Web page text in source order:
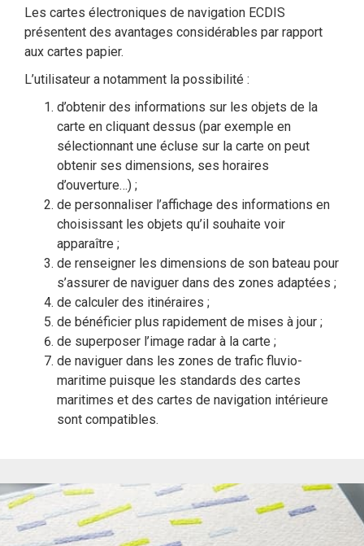
Les cartes électroniques de navigation ECDIS
présentent des avantages considérables par rapport
aux cartes papier.
L’utilisateur a notamment la possibilité :
d’obtenir des informations sur les objets de la
carte en cliquant dessus (par exemple en
sélectionnant une écluse sur la carte on peut
obtenir ses dimensions, ses horaires
d’ouverture…) ;
de personnaliser l’affichage des informations en
choisissant les objets qu’il souhaite voir
apparaître ;
de renseigner les dimensions de son bateau pour
s’assurer de naviguer dans des zones adaptées ;
de calculer des itinéraires ;
de bénéficier plus rapidement de mises à jour ;
de superposer l’image radar à la carte ;
de naviguer dans les zones de trafic fluvio-
maritime puisque les standards des cartes
maritimes et des cartes de navigation intérieure
sont compatibles.